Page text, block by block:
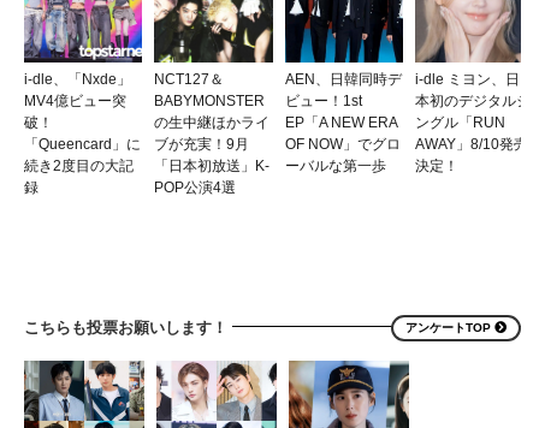
i-dle、「Nxde」
MV4億ビュー突
破！
「Queencard」に
続き2度目の大記
録
NCT127＆
BABYMONSTER
の生中継ほかライ
ブが充実！9月
「日本初放送」K-
POP公演4選
AEN、日韓同時デ
ビュー！1st
EP「A NEW ERA
OF NOW」でグロ
ーバルな第一歩
i-dle ミヨン、日
本初のデジタルシ
ングル「RUN
AWAY」8/10発売
決定！
こちらも投票お願いします！ アンケートTOP